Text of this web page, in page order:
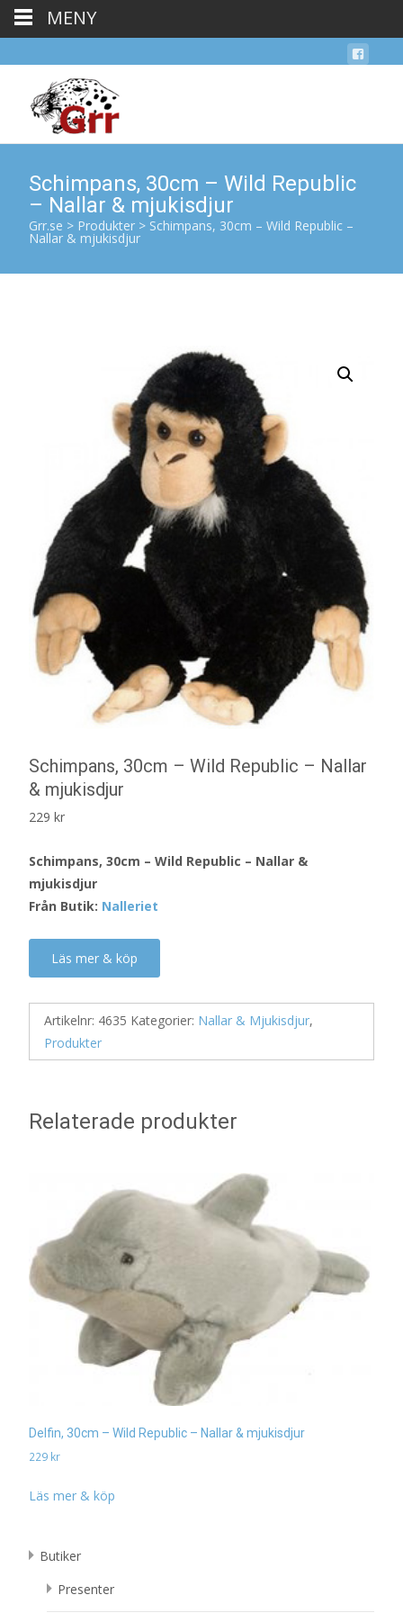
Schimpans, 30cm – Wild Republic
– Nallar & mjukisdjur
Grr.se > Produkter > Schimpans, 30cm – Wild Republic –
Nallar & mjukisdjur
Schimpans, 30cm – Wild Republic – Nallar
& mjukisdjur
229 kr
Schimpans, 30cm – Wild Republic – Nallar &
mjukisdjur
Från Butik: Nalleriet
Läs mer & köp
Artikelnr: 4635 Kategorier: Nallar & Mjukisdjur,
Produkter
Relaterade produkter
Delfin, 30cm – Wild Republic – Nallar & mjukisdjur
229 kr
Läs mer & köp
Butiker
Presenter
MENY